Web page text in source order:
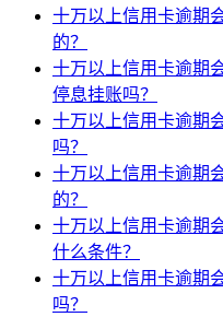
十万以上信用卡逾期
的？
十万以上信用卡逾期
停息挂账吗？
十万以上信用卡逾期
吗？
十万以上信用卡逾期
的？
十万以上信用卡逾期
什么条件？
十万以上信用卡逾期
吗？